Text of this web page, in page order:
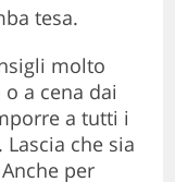
tesa.
molto
a cena dai
a tutti i
che sia
per